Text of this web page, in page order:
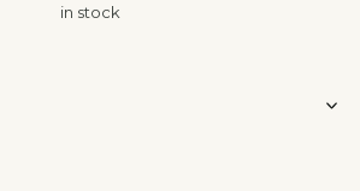
in stock